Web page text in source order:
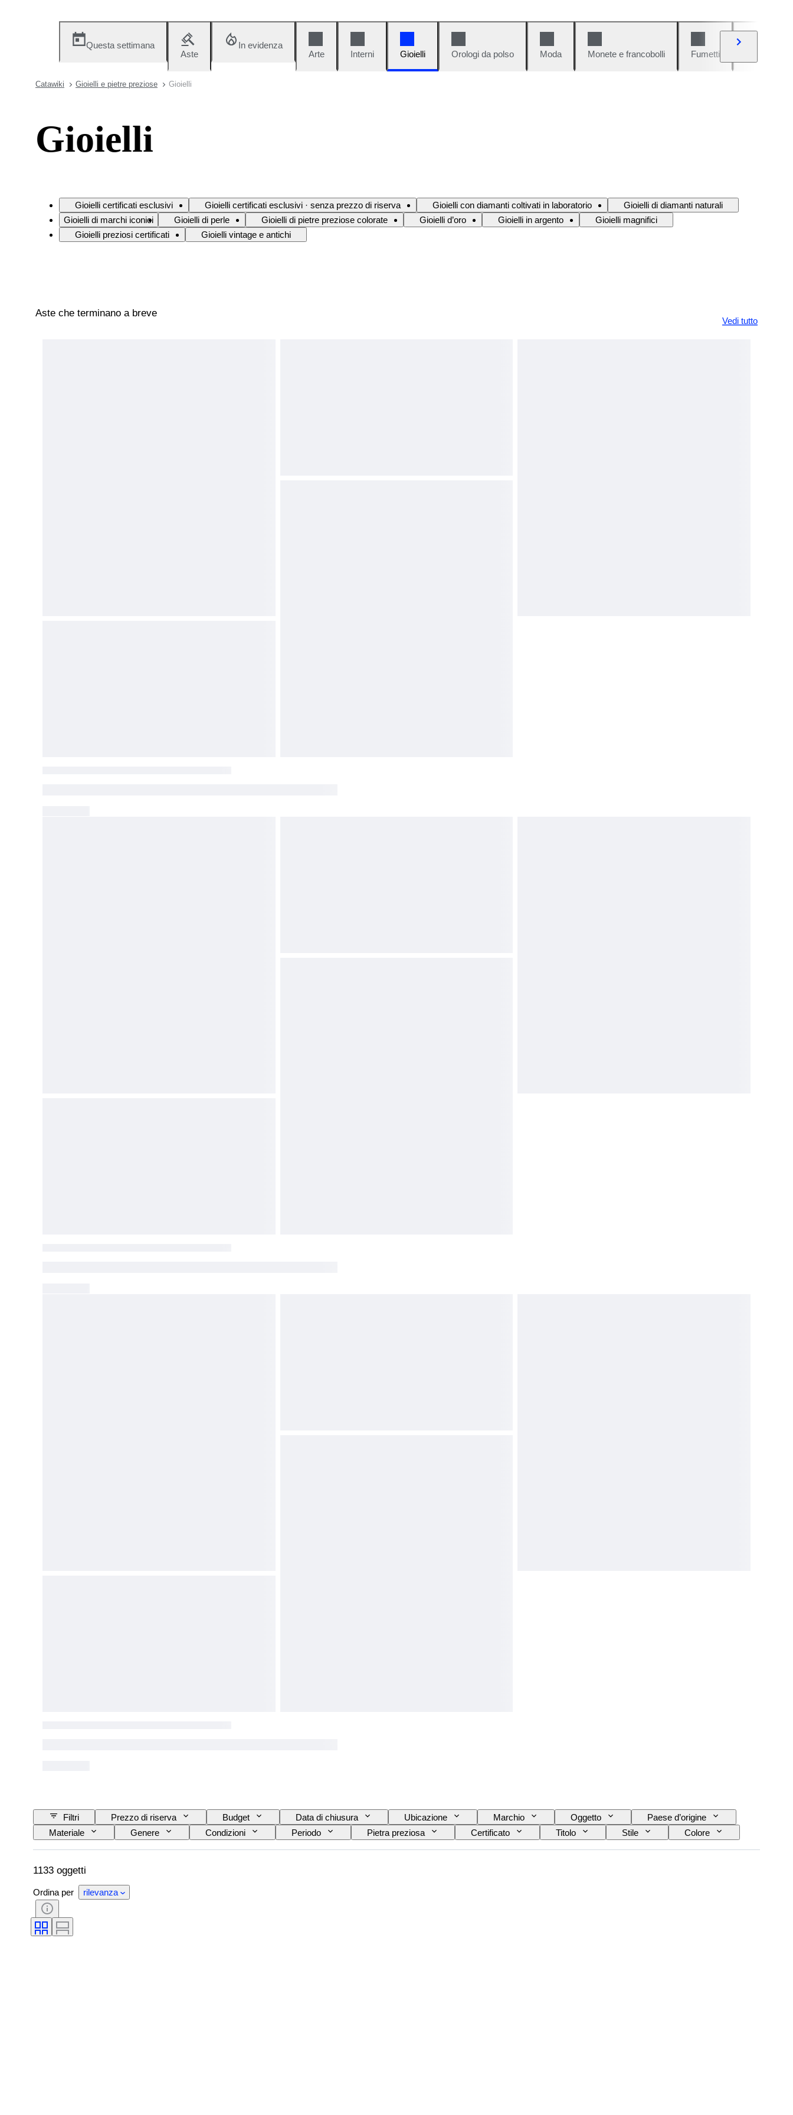
Questa settimana
Aste
In evidenza
Arte
Interni Gioielli Orologi da polso Moda Monete e francobolli Fumetti
Catawiki Gioielli e pietre preziose Gioielli
Gioielli
Gioielli certificati esclusivi Gioielli certificati esclusivi · senza prezzo di riserva Gioielli con diamanti coltivati in laboratorio
Gioielli di diamanti naturali
Gioielli di marchi iconici
Gioielli di perle Gioielli di pietre preziose colorate Gioielli d’oro Gioielli in argento
Gioielli magnifici
Gioielli preziosi certificati
Gioielli vintage e antichi
Aste che terminano a breve
Vedi tutto
Filtri Prezzo di riserva Budget Data di chiusura Ubicazione Marchio Oggetto
Paese d’origine
Materiale
Genere Condizioni Periodo Pietra preziosa Certificato Titolo Stile
Colore
Taglio
Purezza Gamma di colore Taglia sull’oggetto Tipo di diamante Epoca
Accessori inclusi
1133 oggetti
Ordina per rilevanza